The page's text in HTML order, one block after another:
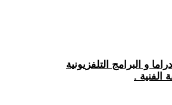
و البرامج التلفزيونية
الفنية .